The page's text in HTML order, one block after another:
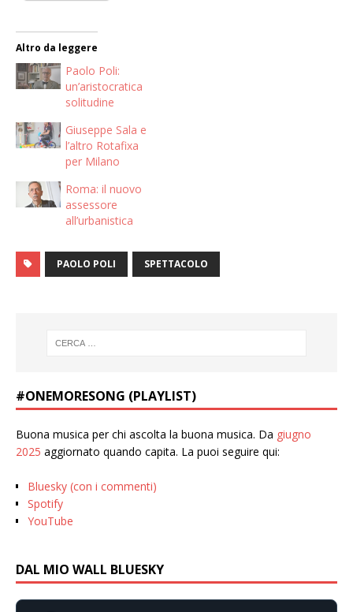
Altro da leggere
Paolo Poli:
un’aristocratica
solitudine
Giuseppe Sala e
l’altro Rotafixa
per Milano
Roma: il nuovo
assessore
all’urbanistica
PAOLO POLI SPETTACOLO
#ONEMORESONG (PLAYLIST)
Buona musica per chi ascolta la buona musica. Da giugno
2025 aggiornato quando capita. La puoi seguire qui:
Bluesky (con i commenti)
Spotify
YouTube
DAL MIO WALL BLUESKY